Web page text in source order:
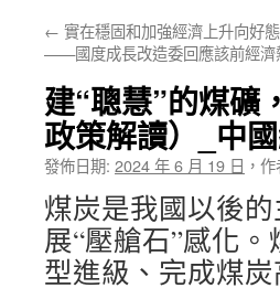
← 實在穩固和加強經濟上升向好
——國度成長改造委回應該前經濟
建“聰慧”的煤礦
政策解讀）_中
發佈日期: 2024 年 6 月 19 日 ， 作
煤炭是我國以後
展“壓艙石”感化
型進級、完成煤